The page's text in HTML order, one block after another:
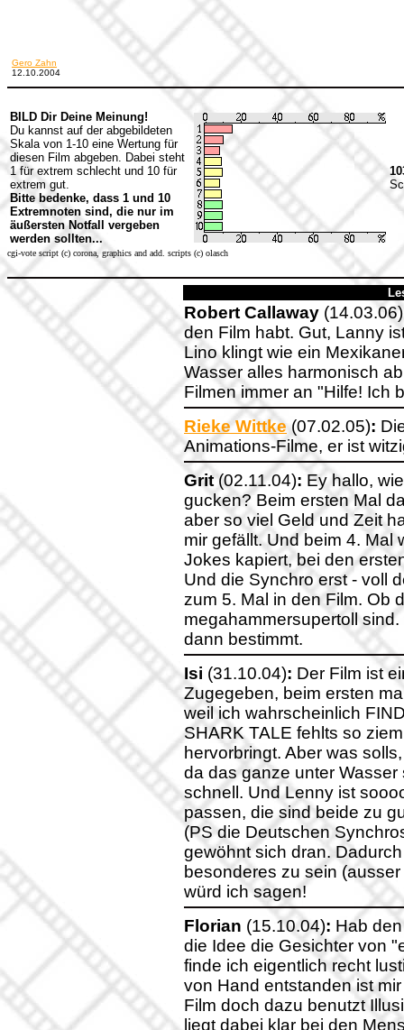
Gero Zahn
12.10.2004
BILD Dir Deine Meinung!
Du kannst auf der abgebildeten
Skala von 1-10 eine Wertung für
diesen Film abgeben. Dabei steht
1 für extrem schlecht und 10 für
extrem gut.
Bitte bedenke, dass 1 und 10
Extremnoten sind, die nur im
äußersten Notfall vergeben
werden sollten...
cgi-vote script (c) corona, graphics and add. scripts (c) olasch
Robert Callaway (14.03.06)
den Film habt. Gut, Lanny
Lino klingt wie ein
Wasser alles harmonisch
Filmen immer an "Hilfe! Ich
Rieke Wittke (07.02.05):
Animations-Filme, er ist
Grit(02.11.04): Ey hallo,
gucken? Beim ersten Mal
aber so viel Geld und Zeit
mir gefällt. Und beim 4. Mal
Jokes kapiert, bei den
Und die Synchro erst - voll
zum 5. Mal in den Film. Ob
megahammersupertoll
dann bestimmt.
Isi (31.10.04): Der Film ist
Zugegeben, beim ersten
weil ich wahrscheinlich
SHARK TALE fehlts so
hervorbringt. Aber was
da das ganze unter
schnell. Und Lenny ist
passen, die sind beide zu
(PS die Deutschen
gewöhnt sich dran.
besonderes zu sein
würd ich sagen!
Florian (15.10.04): Hab
die Idee die Gesichter von
finde ich eigentlich recht
von Hand entstanden ist
Film doch dazu benutzt
liegt dabei klar bei den